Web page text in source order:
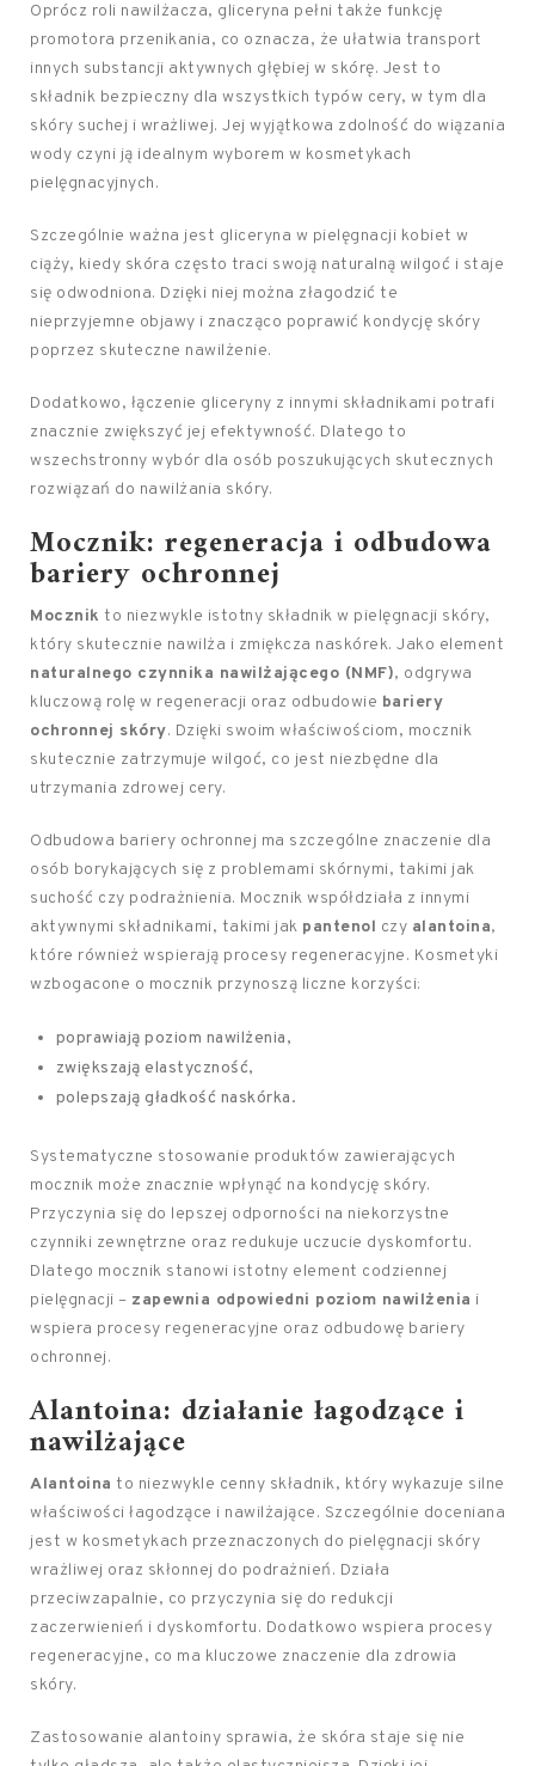
Oprócz roli nawilżacza, gliceryna pełni także funkcję
promotora przenikania, co oznacza, że ułatwia transport
innych substancji aktywnych głębiej w skórę. Jest to
składnik bezpieczny dla wszystkich typów cery, w tym dla
skóry suchej i wrażliwej. Jej wyjątkowa zdolność do wiązania
wody czyni ją idealnym wyborem w kosmetykach
pielęgnacyjnych.
Szczególnie ważna jest gliceryna w pielęgnacji kobiet w
ciąży, kiedy skóra często traci swoją naturalną wilgoć i staje
się odwodniona. Dzięki niej można złagodzić te
nieprzyjemne objawy i znacząco poprawić kondycję skóry
poprzez skuteczne nawilżenie.
Dodatkowo, łączenie gliceryny z innymi składnikami potrafi
znacznie zwiększyć jej efektywność. Dlatego to
wszechstronny wybór dla osób poszukujących skutecznych
rozwiązań do nawilżania skóry.
Mocznik: regeneracja i odbudowa
bariery ochronnej
Mocznik to niezwykle istotny składnik w pielęgnacji skóry,
który skutecznie nawilża i zmiękcza naskórek. Jako element
naturalnego czynnika nawilżającego (NMF), odgrywa
kluczową rolę w regeneracji oraz odbudowie bariery
ochronnej skóry. Dzięki swoim właściwościom, mocznik
skutecznie zatrzymuje wilgoć, co jest niezbędne dla
utrzymania zdrowej cery.
Odbudowa bariery ochronnej ma szczególne znaczenie dla
osób borykających się z problemami skórnymi, takimi jak
suchość czy podrażnienia. Mocznik współdziała z innymi
aktywnymi składnikami, takimi jak pantenol czy alantoina,
które również wspierają procesy regeneracyjne. Kosmetyki
wzbogacone o mocznik przynoszą liczne korzyści:
poprawiają poziom nawilżenia,
zwiększają elastyczność,
polepszają gładkość naskórka.
Systematyczne stosowanie produktów zawierających
mocznik może znacznie wpłynąć na kondycję skóry.
Przyczynia się do lepszej odporności na niekorzystne
czynniki zewnętrzne oraz redukuje uczucie dyskomfortu.
Dlatego mocznik stanowi istotny element codziennej
pielęgnacji – zapewnia odpowiedni poziom nawilżenia i
wspiera procesy regeneracyjne oraz odbudowę bariery
ochronnej.
Alantoina: działanie łagodzące i
nawilżające
Alantoina to niezwykle cenny składnik, który wykazuje silne
właściwości łagodzące i nawilżające. Szczególnie doceniana
jest w kosmetykach przeznaczonych do pielęgnacji skóry
wrażliwej oraz skłonnej do podrażnień. Działa
przeciwzapalnie, co przyczynia się do redukcji
zaczerwienień i dyskomfortu. Dodatkowo wspiera procesy
regeneracyjne, co ma kluczowe znaczenie dla zdrowia
skóry.
Zastosowanie alantoiny sprawia, że skóra staje się nie